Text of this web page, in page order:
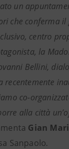
un
che conferma il
centro
la
Bellini,
recentemente
co-
alla città
Gian
Sanpaolo.